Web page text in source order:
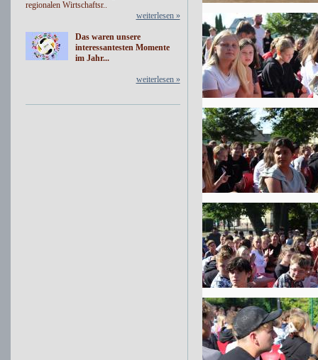
regionalen Wirtschaftsr..
weiterlesen »
Das waren unsere
interessantesten Momente
im Jahr...
weiterlesen »